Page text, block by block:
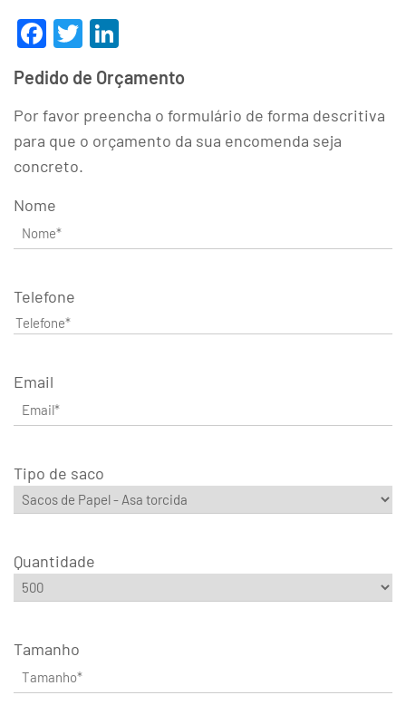
Facebook
Twitter
Pedido de Orçamento
Por favor preencha o formulário de forma descritiva
para que o orçamento da sua encomenda seja
concreto.
Nome
Telefone
Email
Tipo de saco
Quantidade
Tamanho